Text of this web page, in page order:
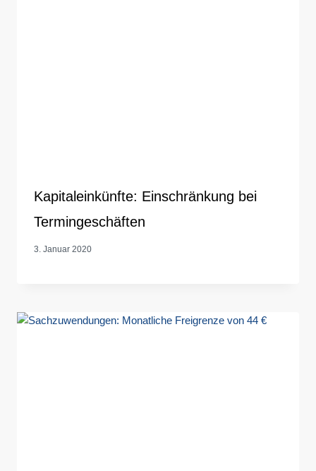
Kapitaleinkünfte: Einschränkung bei
Termingeschäften
3. Januar 2020